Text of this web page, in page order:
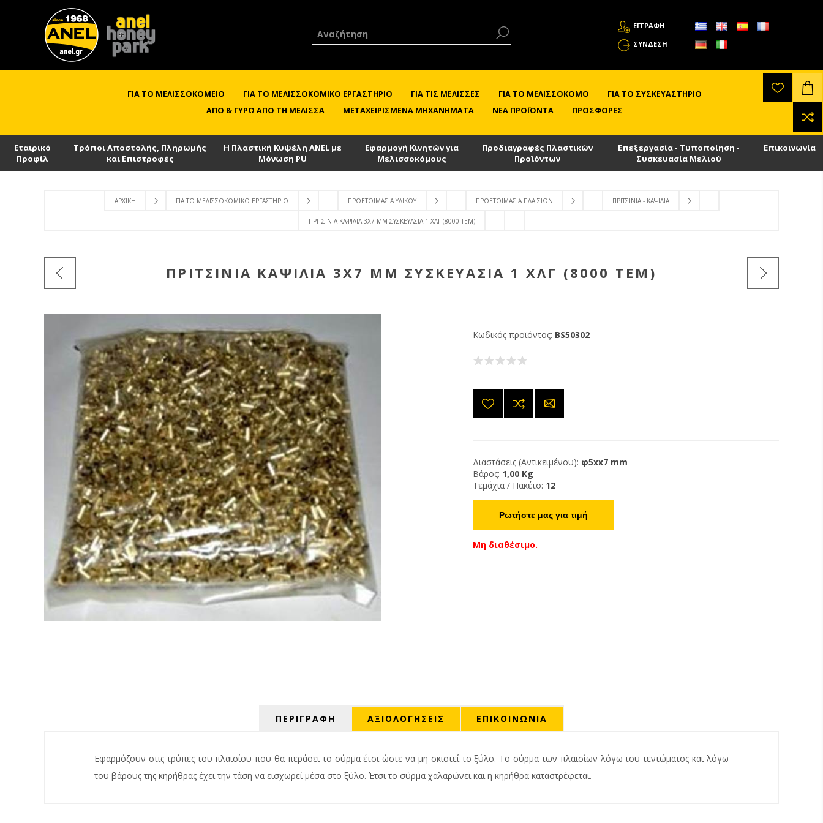
ΕΓΓΡΑΦΗ
ΣΎΝΔΕΣΗ
ΓΙΑ ΤΟ ΜΕΛΙΣΣΟΚΟΜΕΊΟ ΓΙΑ ΤΟ ΜΕΛΙΣΣΟΚΟΜΙΚΌ ΕΡΓΑΣΤΉΡΙΟ ΓΙΑ ΤΙΣ ΜΈΛΙΣΣΕΣ ΓΙΑ ΤΟ ΜΕΛΙΣΣΟΚΌΜΟ
ΓΙΑ ΤΟ ΣΥΣΚΕΥΑΣΤΉΡΙΟ
ΑΠΌ & ΓΎΡΩ ΑΠΌ ΤΗ ΜΈΛΙΣΣΑ
ΜΕΤΑΧΕΙΡΙΣΜΈΝΑ ΜΗΧΑΝΉΜΑΤΑ ΝΈΑ ΠΡΟΪΌΝΤΑ ΠΡΟΣΦΟΡΈΣ
Εταιρικό
Προφίλ
Τρόποι Αποστολής, Πληρωμής
και Επιστροφές
Η Πλαστική Κυψέλη ANEL με
Μόνωση PU
Εφαρμογή Κινητών για
Μελισσοκόμους
Προδιαγραφές Πλαστικών
Προϊόντων
Επεξεργασία - Τυποποίηση -
Συσκευασία Μελιού
Επικοινωνία
ΑΡΧΙΚΉ ΓΙΑ ΤΟ ΜΕΛΙΣΣΟΚΟΜΙΚΌ ΕΡΓΑΣΤΉΡΙΟ ΠΡΟΕΤΟΙΜΑΣΊΑ ΥΛΙΚΟΎ ΠΡΟΕΤΟΙΜΑΣΊΑ ΠΛΑΙΣΊΩΝ ΠΡΙΤΣΊΝΙΑ - ΚΑΨΊΛΙΑ
ΠΡΙΤΣΊΝΙΑ ΚΑΨΊΛΙΑ 3X7 MM ΣΥΣΚΕΥΑΣΊΑ 1 ΧΛΓ (8000 ΤΕΜ)
ΠΡΙΤΣΊΝΙΑ ΚΑΨΊΛΙΑ 3X7 MM ΣΥΣΚΕΥΑΣΊΑ 1 ΧΛΓ (8000 ΤΕΜ)
Κωδικός προϊόντος: BS50302
Διαστάσεις (Αντικειμένου): φ5xx7 mm
Βάρος: 1,00 Kg
Τεμάχια / Πακέτο: 12
Ρωτήστε μας για τιμή
Μη διαθέσιμο.
ΠΕΡΙΓΡΑΦΗ ΑΞΙΟΛΟΓΉΣΕΙΣ ΕΠΙΚΟΙΝΩΝΙΑ
Εφαρμόζουν στις τρύπες του πλαισίου που θα περάσει το σύρμα έτσι ώστε να μη σκιστεί το ξύλο. Το σύρμα των πλαισίων λόγω του τεντώματος και λόγω
του βάρους της κηρήθρας έχει την τάση να εισχωρεί μέσα στο ξύλο. Έτσι το σύρμα χαλαρώνει και η κηρήθρα καταστρέφεται.